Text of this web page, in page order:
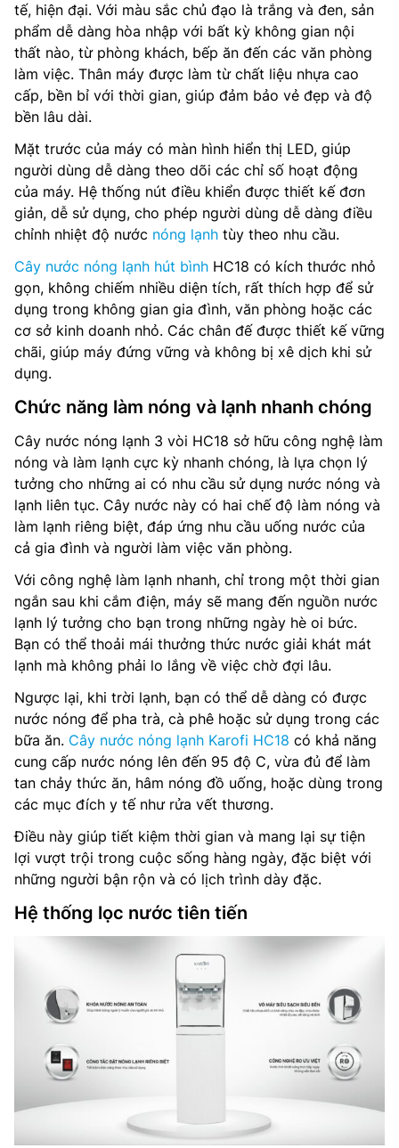
tế, hiện đại. Với màu sắc chủ đạo là trắng và đen, sản
phẩm dễ dàng hòa nhập với bất kỳ không gian nội
thất nào, từ phòng khách, bếp ăn đến các văn phòng
làm việc. Thân máy được làm từ chất liệu nhựa cao
cấp, bền bỉ với thời gian, giúp đảm bảo vẻ đẹp và độ
bền lâu dài.
Mặt trước của máy có màn hình hiển thị LED, giúp
người dùng dễ dàng theo dõi các chỉ số hoạt động
của máy. Hệ thống nút điều khiển được thiết kế đơn
giản, dễ sử dụng, cho phép người dùng dễ dàng điều
chỉnh nhiệt độ nước nóng lạnh tùy theo nhu cầu.
Cây nước nóng lạnh hút bình HC18 có kích thước nhỏ
gọn, không chiếm nhiều diện tích, rất thích hợp để sử
dụng trong không gian gia đình, văn phòng hoặc các
cơ sở kinh doanh nhỏ. Các chân đế được thiết kế vững
chãi, giúp máy đứng vững và không bị xê dịch khi sử
dụng.
Chức năng làm nóng và lạnh nhanh chóng
Cây nước nóng lạnh 3 vòi HC18 sở hữu công nghệ làm
nóng và làm lạnh cực kỳ nhanh chóng, là lựa chọn lý
tưởng cho những ai có nhu cầu sử dụng nước nóng và
lạnh liên tục. Cây nước này có hai chế độ làm nóng và
làm lạnh riêng biệt, đáp ứng nhu cầu uống nước của
cả gia đình và người làm việc văn phòng.
Với công nghệ làm lạnh nhanh, chỉ trong một thời gian
ngắn sau khi cắm điện, máy sẽ mang đến nguồn nước
lạnh lý tưởng cho bạn trong những ngày hè oi bức.
Bạn có thể thoải mái thưởng thức nước giải khát mát
lạnh mà không phải lo lắng về việc chờ đợi lâu.
Ngược lại, khi trời lạnh, bạn có thể dễ dàng có được
nước nóng để pha trà, cà phê hoặc sử dụng trong các
bữa ăn. Cây nước nóng lạnh Karofi HC18 có khả năng
cung cấp nước nóng lên đến 95 độ C, vừa đủ để làm
tan chảy thức ăn, hâm nóng đồ uống, hoặc dùng trong
các mục đích y tế như rửa vết thương.
Điều này giúp tiết kiệm thời gian và mang lại sự tiện
lợi vượt trội trong cuộc sống hàng ngày, đặc biệt với
những người bận rộn và có lịch trình dày đặc.
Hệ thống lọc nước tiên tiến